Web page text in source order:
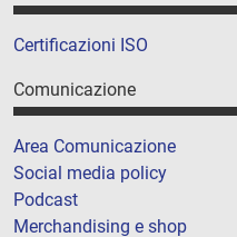
Certificazioni ISO
Comunicazione
Area Comunicazione
Social media policy
Podcast
Merchandising e shop